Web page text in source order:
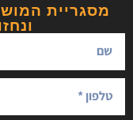
מסגריית